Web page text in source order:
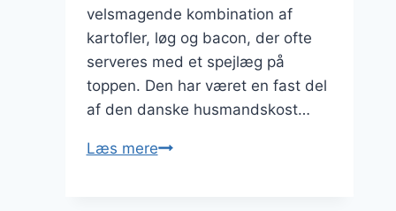
velsmagende kombination af
kartofler, løg og bacon, der ofte
serveres med et spejlæg på
toppen. Den har været en fast del
af den danske husmandskost…
Læs mereBrændende